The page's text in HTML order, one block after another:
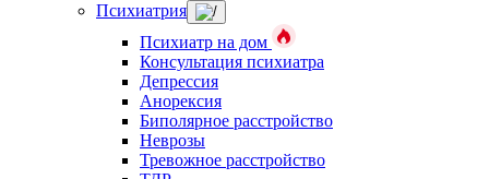
Психиатрия
Психиатр на дом
Консультация психиатра
Депрессия
Анорексия
Биполярное расстройство
Неврозы
Тревожное расстройство